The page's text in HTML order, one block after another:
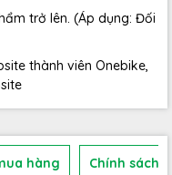
trở lên. (Áp dụng: Đối
thành viên Onebike,
hàng Chính sách